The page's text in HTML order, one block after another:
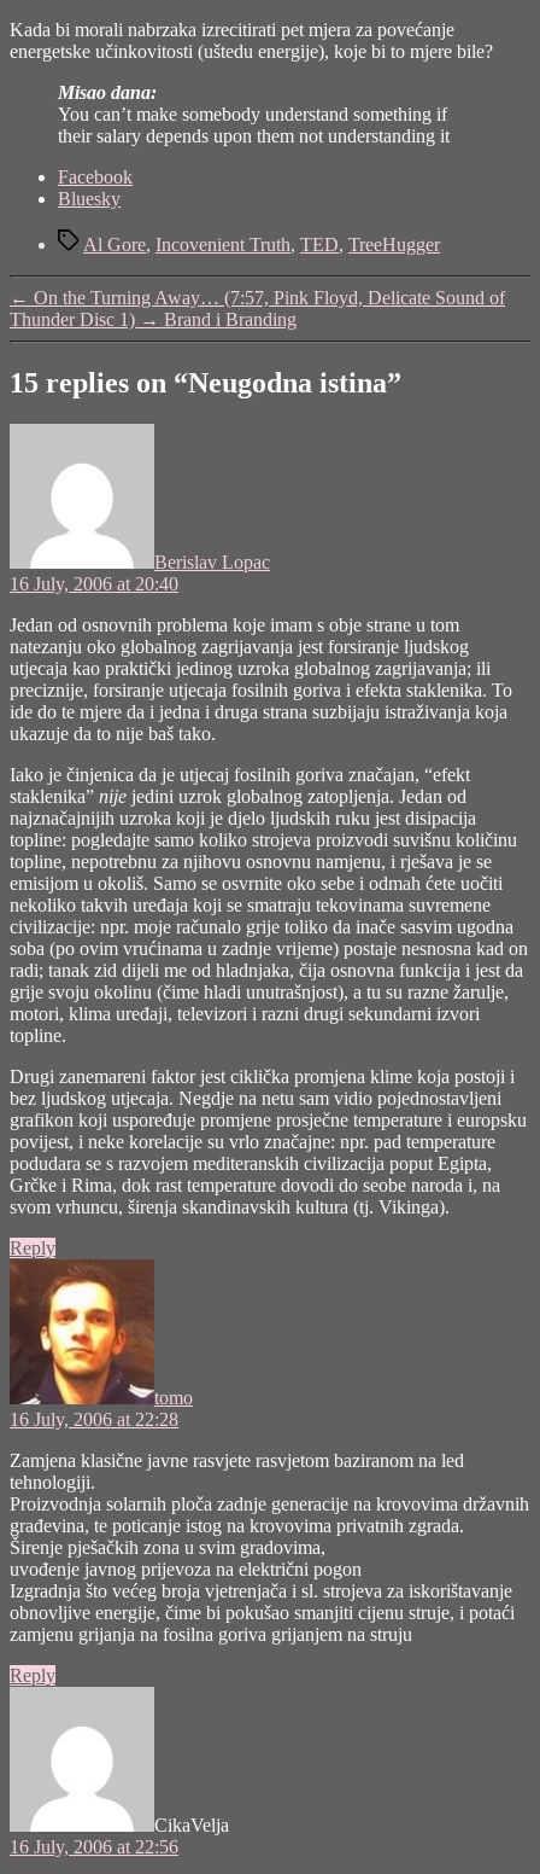
Kada bi morali nabrzaka izrecitirati pet mjera za povećanje
energetske učinkovitosti (uštedu energije), koje bi to mjere bile?
Misao dana:
You can’t make somebody understand something if
their salary depends upon them not understanding it
Share
"Neugodna
Facebook
Bluesky
TagsAl Gore, Incovenient Truth, TED, TreeHugger
← On the Turning Away… (7:57, Pink Floyd, Delicate Sound of
Thunder Disc 1) → Brand i Branding
15 replies on “Neugodna istina”
Berislav Lopac
16 July, 2006 at 20:40
Jedan od osnovnih problema koje imam s obje strane u tom
natezanju oko globalnog zagrijavanja jest forsiranje ljudskog
utjecaja kao praktički jedinog uzroka globalnog zagrijavanja; ili
preciznije, forsiranje utjecaja fosilnih goriva i efekta staklenika. To
ide do te mjere da i jedna i druga strana suzbijaju istraživanja koja
ukazuje da to nije baš tako.
Iako je činjenica da je utjecaj fosilnih goriva značajan, “efekt
staklenika” nije jedini uzrok globalnog zatopljenja. Jedan od
najznačajnijih uzroka koji je djelo ljudskih ruku jest disipacija
topline: pogledajte samo koliko strojeva proizvodi suvišnu količinu
topline, nepotrebnu za njihovu osnovnu namjenu, i rješava je se
emisijom u okoliš. Samo se osvrnite oko sebe i odmah ćete uočiti
nekoliko takvih uređaja koji se smatraju tekovinama suvremene
civilizacije: npr. moje računalo grije toliko da inače sasvim ugodna
soba (po ovim vrućinama u zadnje vrijeme) postaje nesnosna kad on
radi; tanak zid dijeli me od hladnjaka, čija osnovna funkcija i jest da
grije svoju okolinu (čime hladi unutrašnjost), a tu su razne žarulje,
motori, klima uređaji, televizori i razni drugi sekundarni izvori
topline.
Drugi zanemareni faktor jest ciklička promjena klime koja postoji i
bez ljudskog utjecaja. Negdje na netu sam vidio pojednostavljeni
grafikon koji uspoređuje promjene prosječne temperature i europsku
povijest, i neke korelacije su vrlo značajne: npr. pad temperature
podudara se s razvojem mediteranskih civilizacija poput Egipta,
Grčke i Rima, dok rast temperature dovodi do seobe naroda i, na
svom vrhuncu, širenja skandinavskih kultura (tj. Vikinga).
Reply
tomo
16 July, 2006 at 22:28
Zamjena klasične javne rasvjete rasvjetom baziranom na led
tehnologiji.
Proizvodnja solarnih ploča zadnje generacije na krovovima državnih
građevina, te poticanje istog na krovovima privatnih zgrada.
Širenje pješačkih zona u svim gradovima,
uvođenje javnog prijevoza na električni pogon
Izgradnja što većeg broja vjetrenjača i sl. strojeva za iskorištavanje
obnovljive energije, čime bi pokušao smanjiti cijenu struje, i potaći
zamjenu grijanja na fosilna goriva grijanjem na struju
Reply
CikaVelja
16 July, 2006 at 22:56